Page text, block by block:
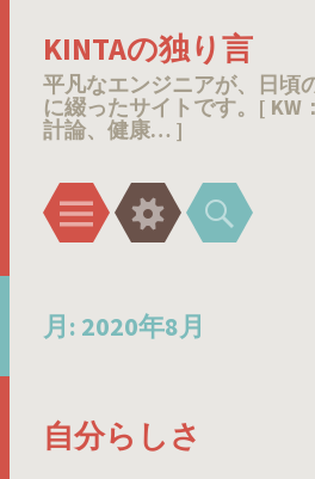
KINTAの独り言
平凡なエンジニアが、日頃
に綴ったサイトです。[ KW
計論、健康… ]
メ
ニ
ウ
ィ
ッ
検
索
月: 2020年8月
自分らしさ